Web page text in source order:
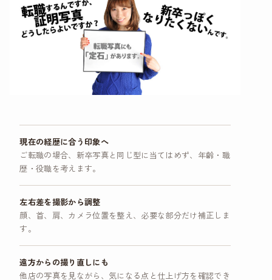
現在の経歴に合う印象へ
ご転職の場合、新卒写真と同じ型に当てはめず、年齢・職
歴・役職を考えます。
左右差を撮影から調整
顔、首、肩、カメラ位置を整え、必要な部分だけ補正しま
す。
遠方からの撮り直しにも
他店の写真を見ながら、気になる点と仕上げ方を確認でき